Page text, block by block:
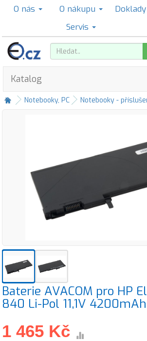
O nás O nákupu Doklady
Servis
Katalog
Notebooky, PC Notebooky -
Baterie AVACOM pro HP
840 Li-Pol 11,1V 4200mAh
1 465 Kč